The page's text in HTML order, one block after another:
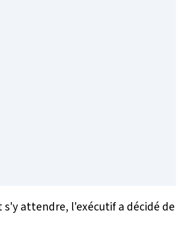
s'y attendre, l'exécutif a décidé de